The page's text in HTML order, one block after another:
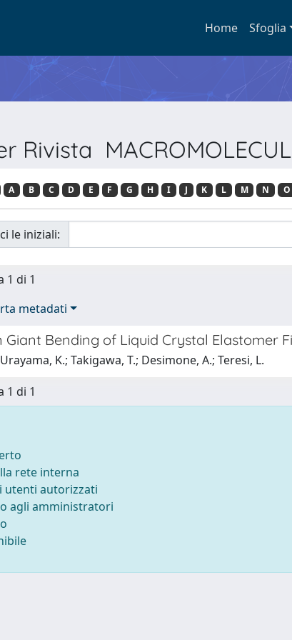
Home Sfoglia
Rivista
A B C D E F G H I J K L M N O
le iniziali:
1 di 1
metadati
Bending of Liquid Crystal Elastomer
K.; Takigawa, T.; Desimone, A.; Teresi, L.
1 di 1
rete interna
utenti autorizzati
agli amministratori